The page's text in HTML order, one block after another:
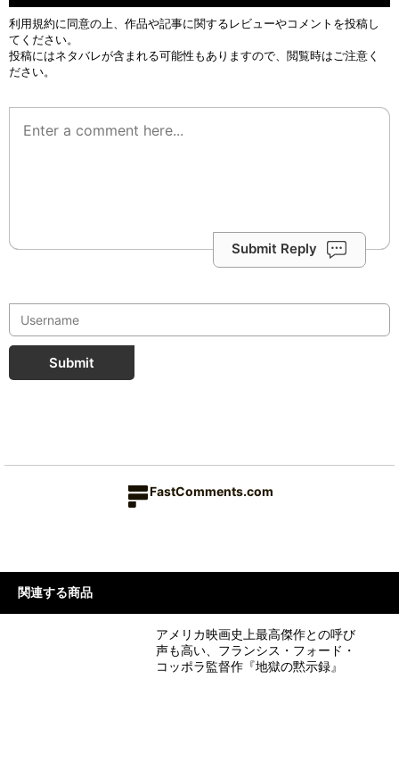
利用規約に同意の上、作品や記事に関するレビューやコメントを投稿し
てください。
投稿にはネタバレが含まれる可能性もありますので、閲覧時はご注意く
ださい。
Submit Reply
Submit
FastComments.com
関連する商品
アメリカ映画史上最高傑作との呼び
声も高い、フランシス・フォード・
コッポラ監督作『地獄の黙示録』